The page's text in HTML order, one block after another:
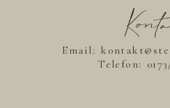
Email:
Telefon: